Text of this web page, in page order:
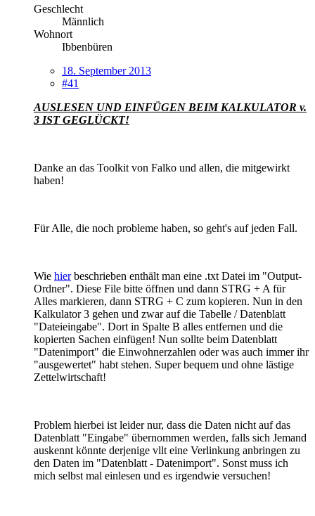
Geschlecht
Männlich
Wohnort
Ibbenbüren
18. September 2013
#41
AUSLESEN UND EINFÜGEN BEIM KALKULATOR v.
3 IST GEGLÜCKT!
Danke an das Toolkit von Falko und allen, die mitgewirkt
haben!
Für Alle, die noch probleme haben, so geht's auf jeden Fall.
Wie hierbeschrieben enthält man eine .txt Datei im "Output-
Ordner". Diese File bitte öffnen und dann STRG + A für
Alles markieren, dann STRG + C zum kopieren. Nun in den
Kalkulator 3 gehen und zwar auf die Tabelle / Datenblatt
"Dateieingabe". Dort in Spalte B alles entfernen und die
kopierten Sachen einfügen! Nun sollte beim Datenblatt
"Datenimport" die Einwohnerzahlen oder was auch immer ihr
"ausgewertet" habt stehen. Super bequem und ohne lästige
Zettelwirtschaft!
Problem hierbei ist leider nur, dass die Daten nicht auf das
Datenblatt "Eingabe" übernommen werden, falls sich Jemand
auskennt könnte derjenige vllt eine Verlinkung anbringen zu
den Daten im "Datenblatt - Datenimport". Sonst muss ich
mich selbst mal einlesen und es irgendwie versuchen!